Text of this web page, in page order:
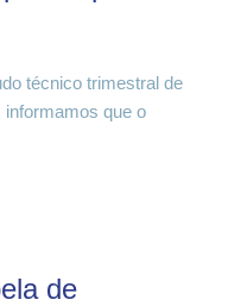
técnico trimestral de
informamos que o
de